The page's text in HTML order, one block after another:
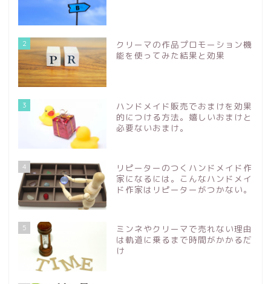
2
クリーマの作品プロモーション機
能を使ってみた結果と効果
3
ハンドメイド販売でおまけを効果
的につける方法。嬉しいおまけと
必要ないおまけ。
4
リピーターのつくハンドメイド作
家になるには。こんなハンドメイ
ド作家はリピーターがつかない。
5
ミンネやクリーマで売れない理由
は軌道に乗るまで時間がかかるだ
け